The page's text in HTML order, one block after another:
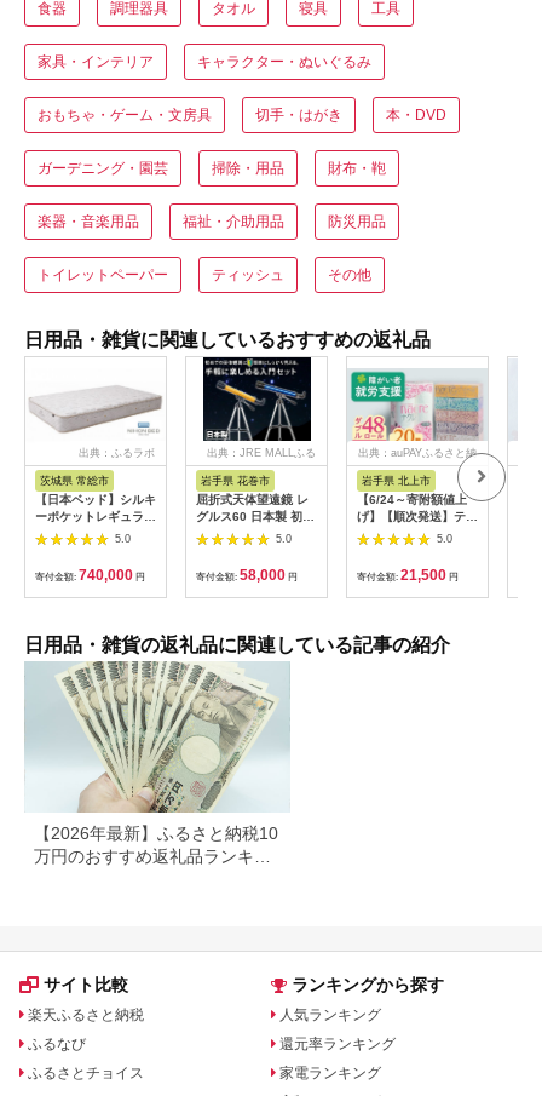
食器 調理器具 タオル 寝具 工具
家具・インテリア キャラクター・ぬいぐるみ
おもちゃ・ゲーム・文房具 切手・はがき 本・DVD
ガーデニング・園芸 掃除・用品 財布・鞄
楽器・音楽用品 福祉・介助用品 防災用品
トイレットペーパー ティッシュ その他
日用品・雑貨に関連しているおすすめの返礼品
出典：ふるラボ
茨城県 常総市
【日本ベッド】シルキ
ーポケットレギュラー
11334 シングル 日本
ベッド シルキーポケ
ットレギュラー シン
グル 通気性 ロングセ
ラー 放湿性 ※沖縄
5.0
寄付金額: 740,000 円
出典：JRE MALLふる
さと納税
岩手県 花巻市
屈折式天体望遠鏡 レ
グルス60 日本製 初心
者用 スマホ撮影 (カラ
ー：オレンジ）
【1835-2】
5.0
寄付金額: 58,000 円
出典：auPAYふるさと納
岩手県 北上市
【6/24～寄附額値上
げ】【順次発送】ティ
ッシュペーパー 20箱
＆ トイレットロール
(ダブル) 48個 福祉施
設支援 日用品 常備品
備蓄品 box ちり紙 テ
ィッシュ パルプ
100％ 無香料 1箱
5.0
寄付金額: 21,500 円
日用品・雑貨の返礼品に関連している記事の紹介
【2026年最新】ふるさと納税10
万円のおすすめ返礼品ランキン
サイト比較
楽天ふるさと納税
ふるなび
ふるさとチョイス
ランキングから探す
人気ランキング
還元率ランキング
家電ランキング